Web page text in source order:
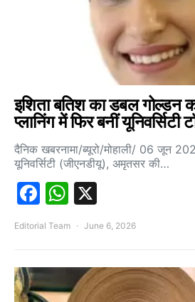
इशिता बतिश का डबल गोल्डन
प्लानिंग में फिर बनीं यूनिवर्सिटी
दैनिक खबरनामा/ब्यूरो/मोहाली/ 06 जून
यूनिवर्सिटी (जीएनडीयू), अमृतसर की…
Facebook
WhatsApp
Editorial Team June 6, 2026